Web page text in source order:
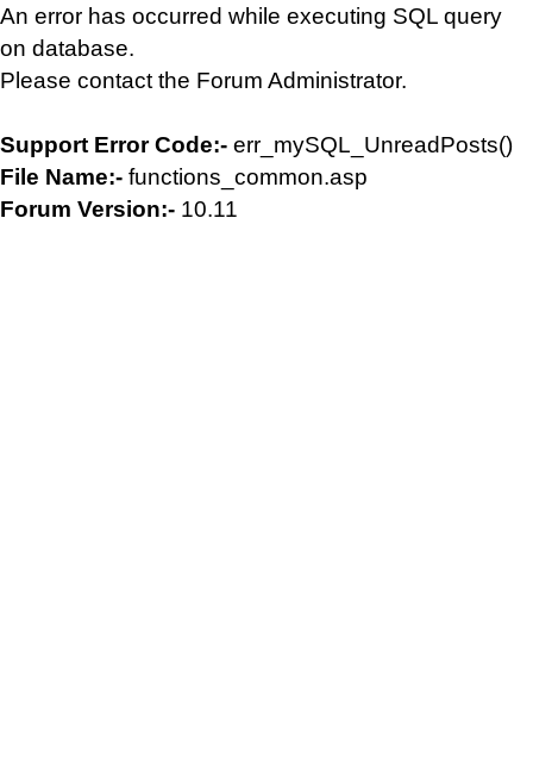
An error has occurred while executing SQL query
on database.
Please contact the Forum Administrator.
Support Error Code:- err_mySQL_UnreadPosts()
File Name:- functions_common.asp
Forum Version:- 10.11